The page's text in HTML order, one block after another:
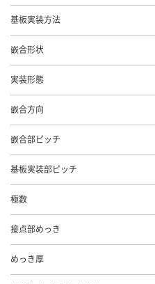
基板実装方法
嵌合形状
実装形態
嵌合方向
嵌合部ピッチ
基板実装部ピッチ
極数
接点部めっき
めっき厚